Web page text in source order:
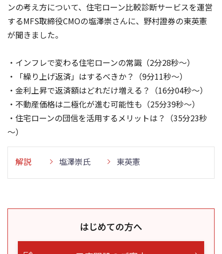
ンの考え方について、住宅ローン比較診断サービスを運営
するMFS取締役CMOの塩澤崇さんに、野村證券の東英憲
が聞きました。
・インフレで変わる住宅ローンの常識（2分28秒～）
・「繰り上げ返済」はするべきか？（9分11秒～）
・金利上昇で返済額はどれだけ増える？（16分04秒～）
・不動産価格は二極化が進む可能性も（25分39秒～）
・住宅ローンの団信を活用するメリットは？（35分23秒
～）
解説 塩澤崇氏 東英憲
はじめての方へ